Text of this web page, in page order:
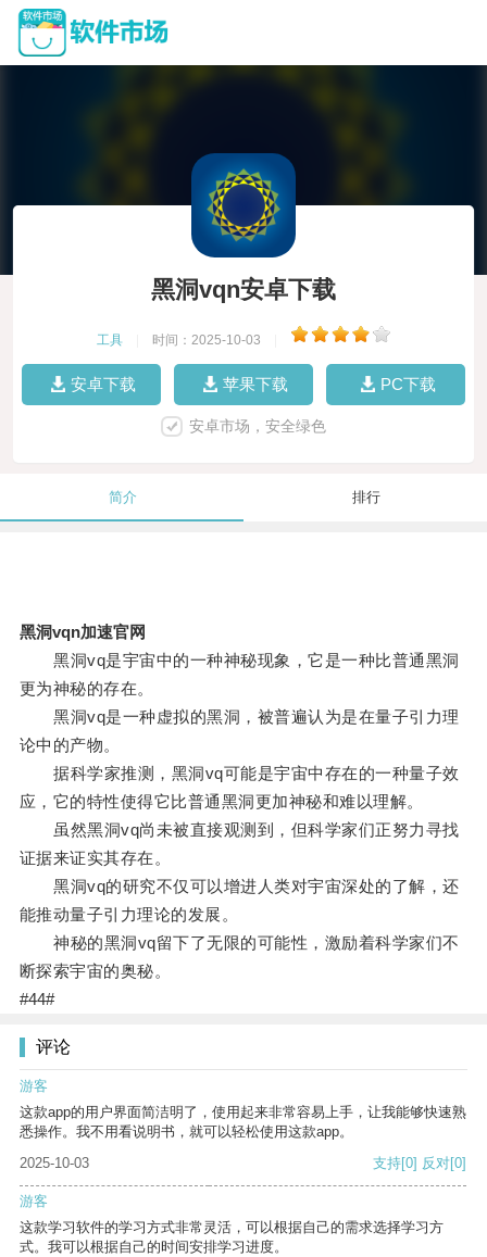
黑洞vqn安卓下载
工具 时间：2025-10-03
安卓下载 苹果下载 PC下载
安卓市场，安全绿色
简介 排行
黑洞vqn加速官网
黑洞vq是宇宙中的一种神秘现象，它是一种比普通黑洞
更为神秘的存在。
黑洞vq是一种虚拟的黑洞，被普遍认为是在量子引力理
论中的产物。
据科学家推测，黑洞vq可能是宇宙中存在的一种量子效
应，它的特性使得它比普通黑洞更加神秘和难以理解。
虽然黑洞vq尚未被直接观测到，但科学家们正努力寻找
证据来证实其存在。
黑洞vq的研究不仅可以增进人类对宇宙深处的了解，还
能推动量子引力理论的发展。
神秘的黑洞vq留下了无限的可能性，激励着科学家们不
断探索宇宙的奥秘。
#44#
评论
游客
这款app的用户界面简洁明了，使用起来非常容易上手，让我能够快速熟
悉操作。我不用看说明书，就可以轻松使用这款app。
2025-10-03
支持[0] 反对[0]
游客
这款学习软件的学习方式非常灵活，可以根据自己的需求选择学习方
式。我可以根据自己的时间安排学习进度。